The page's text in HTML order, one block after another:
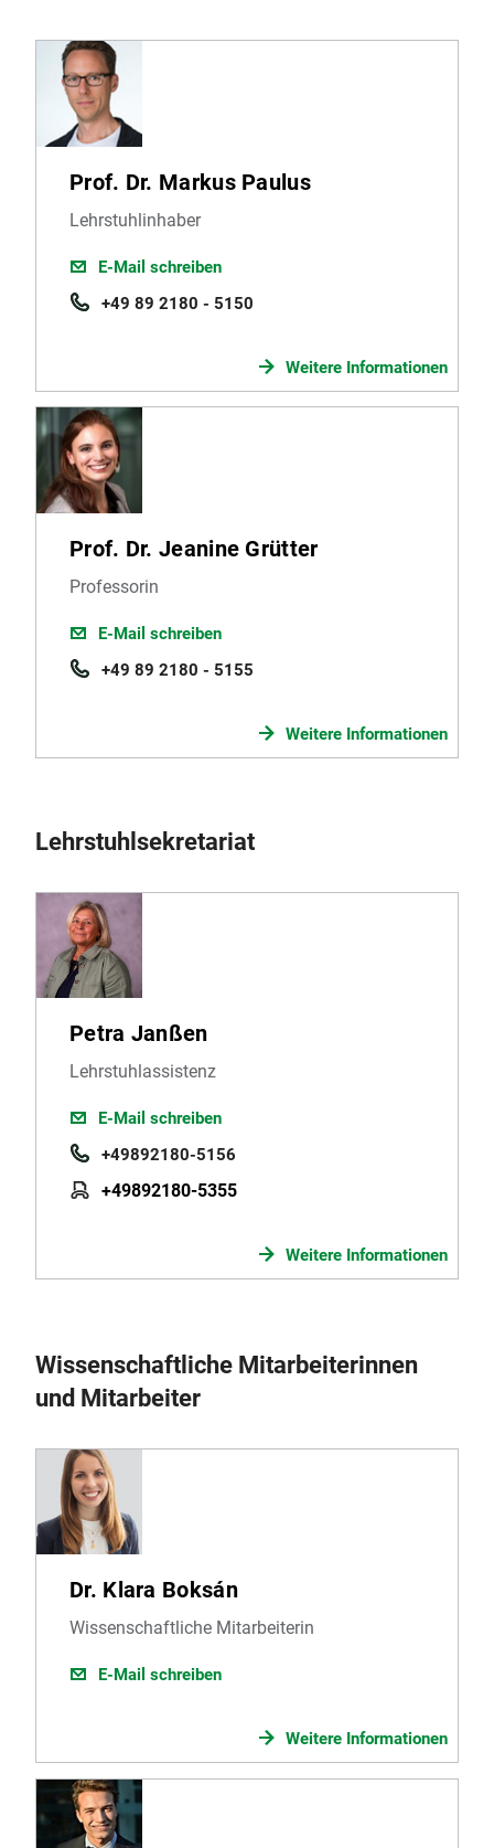
Prof. Dr. Markus Paulus
Lehrstuhlinhaber
E-Mail schreiben
+49 89 2180 - 5150
Weitere Informationen
Prof. Dr. Jeanine Grütter
Professorin
E-Mail schreiben
+49 89 2180 - 5155
Weitere Informationen
Lehrstuhlsekretariat
Petra Janßen
Lehrstuhlassistenz
E-Mail schreiben
+49892180-5156
+49892180-5355
Weitere Informationen
Wissenschaftliche Mitarbeiterinnen
und Mitarbeiter
Dr. Klara Boksán
Wissenschaftliche Mitarbeiterin
E-Mail schreiben
Weitere Informationen